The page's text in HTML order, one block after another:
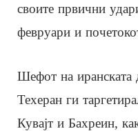
своите првични
февруари и
Шефот на иранската
Техеран ги
Кувајт и Бахреин,